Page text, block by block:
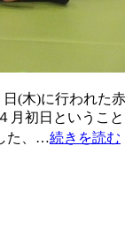
(木)に行われ
月初日という
た、…続きを読む